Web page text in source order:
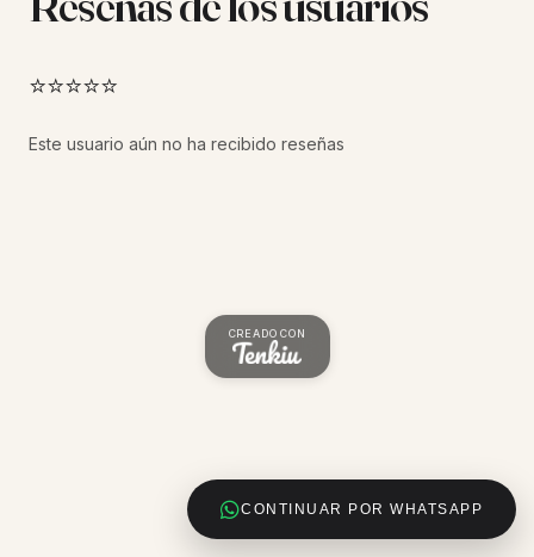
CONTINUAR POR WHATSAPP
⭐⭐⭐⭐⭐
Este usuario aún no ha recibido reseñas
CREADO CON